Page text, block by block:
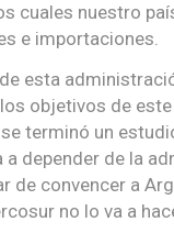
cuales nuestro
e importaciones.
esta
objetivos de
terminó un
a depender de la
de convencer a
no lo va a